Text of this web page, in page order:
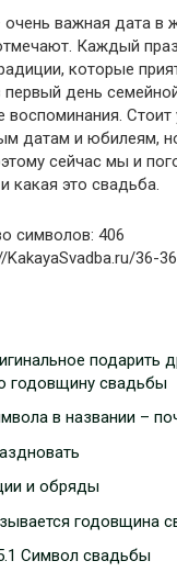
важная дата в
Каждый
которые
первый день
воспоминания. Стоит
датам и юбилеям,
сейчас мы и
какая это свадьба.
символов: 406
36-
подарить
годовщину свадьбы
в названии –
и обряды
годовщина
Символ свадьбы